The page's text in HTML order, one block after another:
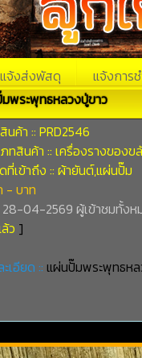
แจ้งส่งพัสดุ แจ้งการช
พระพุทธหลวงปู่ขาว
นค้า :: PRD2546
ภทสินค้า :: เครื่องรางของข
ที่เข้าถึง :: ผ้ายันต์,แผ่นปั๊ม
- บาท
04-2569 ผู้เข้าชมทั้งห
ว ]
เอียด :: แผ่นปั๊มพระพุทธห